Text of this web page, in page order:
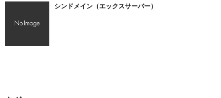
シンドメイン（エックスサーバー）